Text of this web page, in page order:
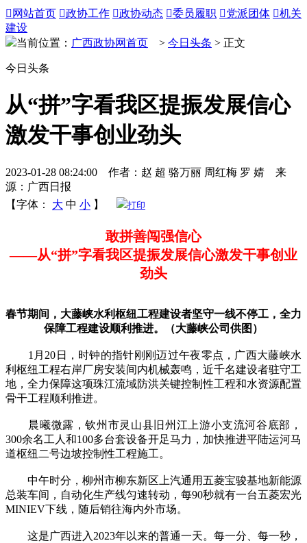
 网站首页 政协工作 政协动态 委员履职 党派团体 机关
建设
当前位置： 广西政协网首页 > 今日头条 > 正文
今日头条
从“拼”字看我区提振发展信心
激发干事创业劲头
2023-01-28 08:24:00 作者：赵 超 骆万丽 周红梅 罗 婧 来
源：广西日报
【字体：
大 中 小 】 打印
敢拼善闯强信心
——从“拼”字看我区提振发展信心激发干事创业
劲头
春节期间，大藤峡水利枢纽工程建设者坚守一线不停工，全力
保障工程建设顺利推进。（大藤峡公司供图）
1月20日，时钟的指针刚刚迈过午夜零点，广西大藤峡水
利枢纽工程右岸厂房安装间内机械轰鸣，近千名建设者驻守工
地，全力保障这项珠江流域防洪关键控制性工程和水资源配置
骨干工程顺利推进。
晨曦微露，钦州市灵山县旧州江上游小支流河谷底部，
300余名工人和100多台套设备开足马力，加快推进平陆运河马
道枢纽二号边坡控制性工程施工。
中午时分，柳州市柳东新区上汽通用五菱宝骏基地新能源
总装车间，自动化生产线匀速转动，每90秒就有一台五菱宏光
MINIEV下线，随后销往海内外市场。
这是广西进入2023年以来的普通一天。每一分、每一秒，